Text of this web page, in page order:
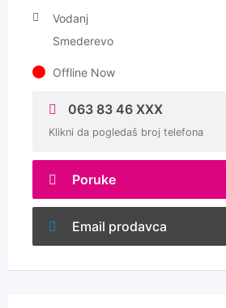
Vodanj
Smederevo
Offline Now
063 83 46 XXX
Klikni da pogledaš broj telefona
Poruke
Email prodavca